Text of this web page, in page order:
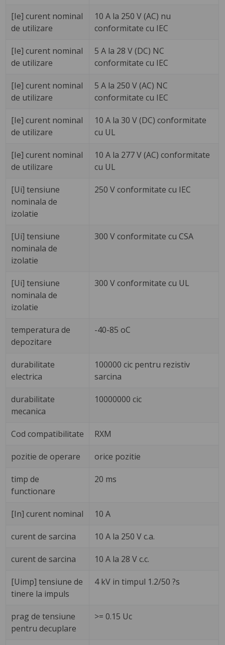
[Ie] curent nominal
de utilizare
10 A la 250 V (AC) nu
conformitate cu IEC
[Ie] curent nominal
de utilizare
5 A la 28 V (DC) NC
conformitate cu IEC
[Ie] curent nominal
de utilizare
5 A la 250 V (AC) NC
conformitate cu IEC
[Ie] curent nominal
de utilizare
10 A la 30 V (DC) conformitate
cu UL
[Ie] curent nominal
de utilizare
10 A la 277 V (AC) conformitate
cu UL
[Ui] tensiune
nominala de
izolatie
250 V conformitate cu IEC
[Ui] tensiune
nominala de
izolatie
300 V conformitate cu CSA
[Ui] tensiune
nominala de
izolatie
300 V conformitate cu UL
temperatura de
depozitare
-40-85 oC
durabilitate
electrica
100000 cic pentru rezistiv
sarcina
durabilitate
mecanica
10000000 cic
Cod compatibilitate RXM
pozitie de operare orice pozitie
timp de
functionare
20 ms
[In] curent nominal 10 A
curent de sarcina 10 A la 250 V c.a.
curent de sarcina 10 A la 28 V c.c.
[Uimp] tensiune de
tinere la impuls
4 kV in timpul 1.2/50 ?s
prag de tensiune
pentru decuplare
>= 0.15 Uc